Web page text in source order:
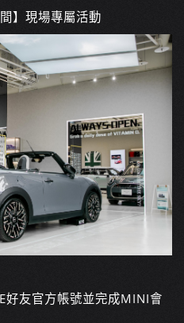
】現場專屬活動
友官方帳號並完成MINI會